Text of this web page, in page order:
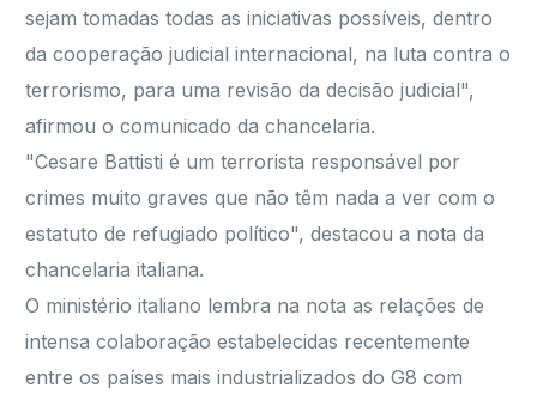
sejam tomadas todas as iniciativas possíveis, dentro
da cooperação judicial internacional, na luta contra o
terrorismo, para uma revisão da decisão judicial",
afirmou o comunicado da chancelaria.
"Cesare Battisti é um terrorista responsável por
crimes muito graves que não têm nada a ver com o
estatuto de refugiado político", destacou a nota da
chancelaria italiana.
O ministério italiano lembra na nota as relações de
intensa colaboração estabelecidas recentemente
entre os países mais industrializados do G8 com